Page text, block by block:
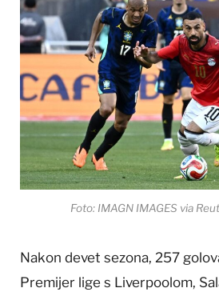
Foto: IMAGN IMAGES via
Nakon devet sezona, 257
Premijer lige s Liverpoolom,